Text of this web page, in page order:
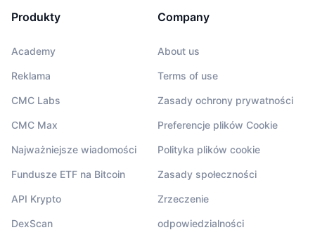
Produkty
Academy
Reklama
CMC Labs
CMC Max
Najważniejsze wiadomości
Fundusze ETF na Bitcoin
API Krypto
DexScan
Company
About us
Terms of use
Zasady ochrony prywatności
Preferencje plików Cookie
Polityka plików cookie
Zasady społeczności
Zrzeczenie
odpowiedzialności